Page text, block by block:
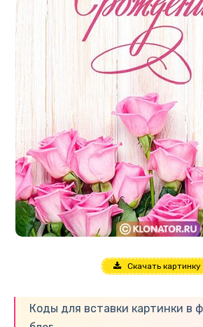
Скачать картинку
Коды для вставки картинки в